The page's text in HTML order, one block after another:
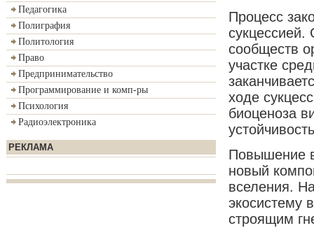
Педагогика
Полиграфия
Политология
Право
Предпринимательство
Программирование и комп-ры
Психология
Радиоэлектроника
РЕКЛАМА
Процесс
сукцессией.
сообществ
участке
ходе
биоценоза
Повышение
новый
вселения.
экосистему
строящим